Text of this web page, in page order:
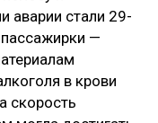
иска